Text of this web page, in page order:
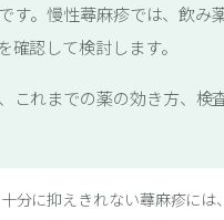
。慢性蕁麻疹では、飲
認して検討します。
れまでの薬の効き方、
分に抑えきれない蕁麻疹に